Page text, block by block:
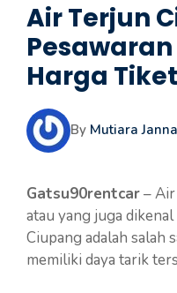
Air Terjun
Harga
By Mutiara
Gatsu90rentcar–
atau yang juga
Ciupang adalah salah
memiliki daya tarik